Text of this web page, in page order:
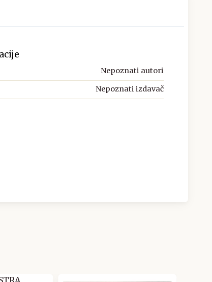
Nepoznati autori
Nepoznati izdavač